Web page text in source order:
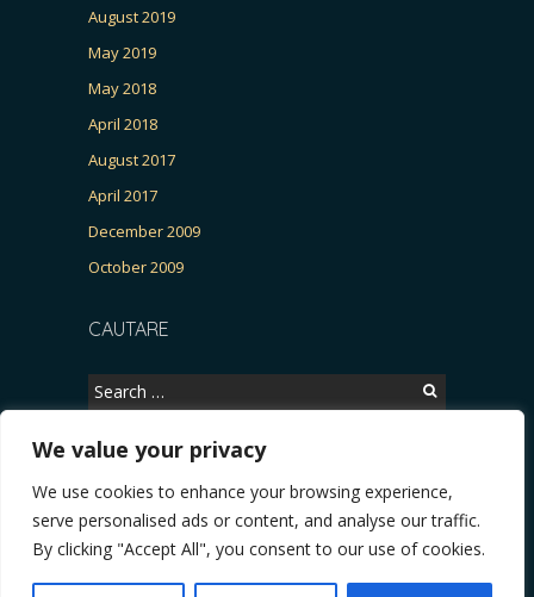
We value your privacy
We use cookies to enhance your browsing experience,
serve personalised ads or content, and analyse our traffic.
By clicking "Accept All", you consent to our use of cookies.
August 2019
May 2019
May 2018
April 2018
August 2017
April 2017
December 2009
October 2009
CAUTARE
Search
for:
Copyright © 2026, CERTITUDINEA.
Patria, parlamentarele și presa
* VIDEO. Viata lui Eminescu (Necenzurat).